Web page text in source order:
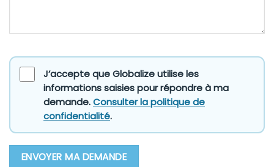
J’accepte que Globalize utilise les
informations saisies pour répondre à ma
demande.Consulter la politique de
confidentialité.